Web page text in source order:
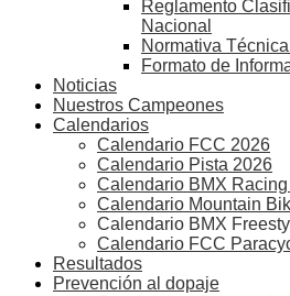
Reglamento
Nacional
Normativa
Formato de
Noticias
Nuestros Campeones
Calendarios
Calendario FCC 2026
Calendario Pista 2026
Calendario BMX
Calendario Mountain
Calendario BMX
Calendario FCC
Resultados
Prevención al dopaje